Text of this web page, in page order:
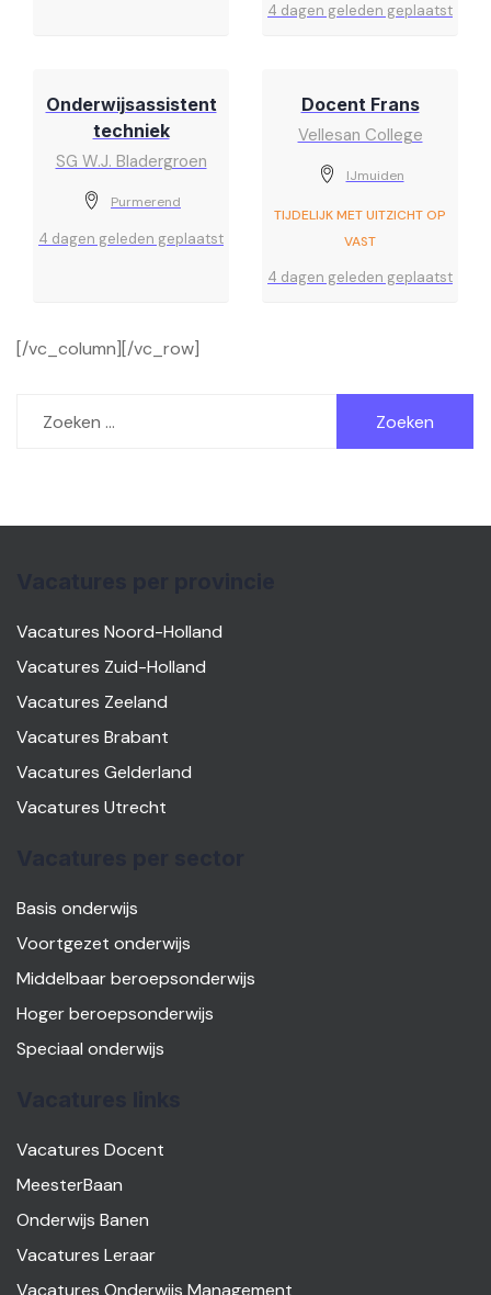
4 dagen geleden geplaatst
Onderwijsassistent
techniek
SG W.J. Bladergroen
Purmerend
4 dagen geleden geplaatst
Docent Frans
Vellesan College
IJmuiden
TIJDELIJK MET UITZICHT OP
VAST
4 dagen geleden geplaatst
[/vc_column][/vc_row]
naar:
Vacatures Noord-Holland
Vacatures Zuid-Holland
Vacatures Zeeland
Vacatures Brabant
Vacatures Gelderland
Vacatures Utrecht
Basis onderwijs
Voortgezet onderwijs
Middelbaar beroepsonderwijs
Hoger beroepsonderwijs
Speciaal onderwijs
Vacatures Docent
MeesterBaan
Onderwijs Banen
Vacatures Leraar
Vacatures Onderwijs Management